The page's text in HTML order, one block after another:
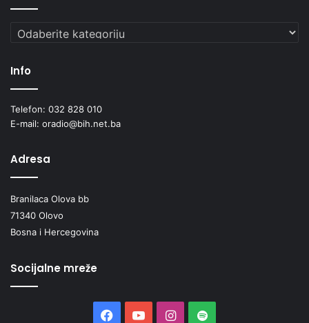
Kategorije
Info
Telefon: 032 828 010
E-mail: oradio@bih.net.ba
Adresa
Branilaca Olova bb
71340 Olovo
Bosna i Hercegovina
Socijalne mreže
FacebookYouTubeInstagram
Spotify